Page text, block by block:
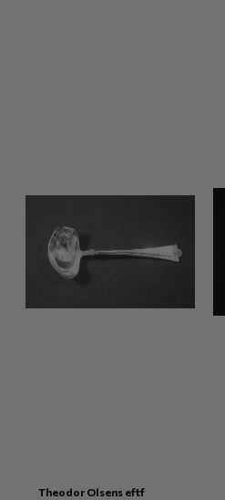
Theodor Olsens eftf